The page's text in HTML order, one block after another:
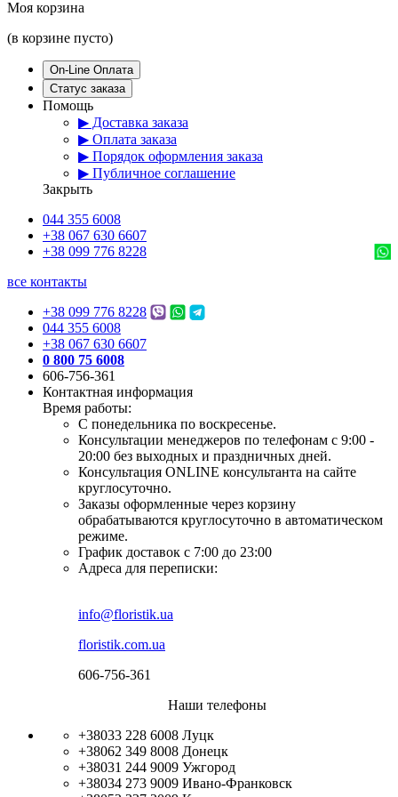
Моя корзина
(в корзине пусто)
On-Line Оплата
Статус заказа
Помощь
▶ Доставка заказа
▶ Оплата заказа
▶ Порядок оформления заказа
▶ Публичное соглашение
Закрыть
044 355 6008
+38 067 630 6607
+38 099 776 8228
все контакты
+38 099 776 8228
044 355 6008
+38 067 630 6607
0 800 75 6008
606-756-361
Контактная информация
Время работы:
С понедельника по воскресенье.
Консультации менеджеров по телефонам с 9:00 -
20:00 без выходных и праздничных дней.
Консультация ONLINE консультанта на сайте
круглосуточно.
Заказы оформленные через корзину
обрабатываются круглосуточно в автоматическом
режиме.
График доставок с 7:00 до 23:00
Адреса для переписки:
info@floristik.ua
floristik.com.ua
606-756-361
Наши телефоны
+38033 228 6008 Луцк
+38062 349 8008 Донецк
+38031 244 9009 Ужгород
+38034 273 9009 Ивано-Франковск